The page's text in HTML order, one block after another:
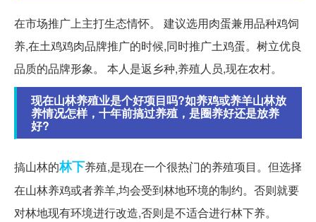
在市场推广上主打生态情怀。 建议选用肉蛋兼用品种鸡饲
养,在土鸡鸡肉品牌推广的时候,同时推广土鸡蛋。树立优良
品质的品牌形象。 本人是返乡种,养殖人员,现在农村。
现在山林养殖业是个好项目吗?如养鸡或养羊山林放
养情况怎样，十年前搞过养殖，是圈养好还是放养
好?
搞山林的林下养殖,是现在一个很热门的养殖项目。但选择
在山林养鸡或者养羊,均会受到林地环境的制约。否则就要
对林地现有环境进行改造,否则是不适合进行林下养。